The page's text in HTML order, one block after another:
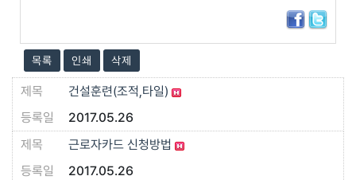
목록 인쇄 삭제
건설훈련(조적,타일)
2017.05.26
근로자카드 신청방법
2017.05.26